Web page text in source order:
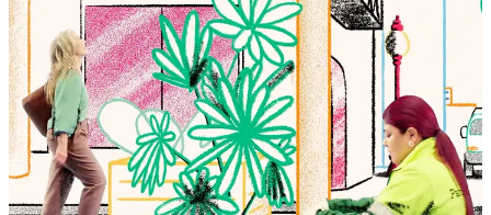
_ L’histoire de la Cité de la Muette, à Drancy (Seine-Saint-
Denis)
, racontée par Myriam Rabah-Konaté, des habitant·e·s, des
professeur·e·s et des enfants dansun émouvant épisode du podcast
L’Expérience de France Culture. Un document important sur la
transmission de la mémoire au cœur d’un lieu chargé d’histoire qui
fut l’un des premiers projets de réalisation de logements bon marché
du territoire avant, durant la Seconde Guerre mondiale, d’être utilisé
comme camp de prisonniers puis d’internement et de transit, plaque
tournante de la déportation des Juifs de France vers les camps
d’extermination.